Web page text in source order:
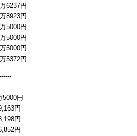
6237円
8923円
5000円
5000円
5000円
5372円
円
円
円
円